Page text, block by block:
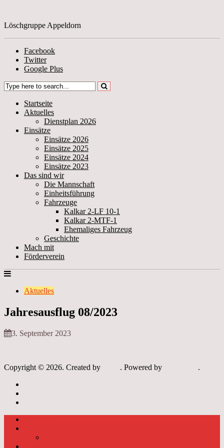
Löschgruppe Appeldorn
Facebook
Twitter
Google Plus
Startseite
Aktuelles
Dienstplan 2026
Einsätze
Einsätze 2026
Einsätze 2025
Einsätze 2024
Einsätze 2023
Das sind wir
Die Mannschaft
Einheitsführung
Fahrzeuge
Kalkar 2-LF 10-1
Kalkar 2-MTF-1
Ehemaliges Fahrzeug
Geschichte
Mach mit
Förderverein
Aktuelles
Jahresausflug 08/2023
3. September 2023
Copyright © 2026. Created by . Powered by
.